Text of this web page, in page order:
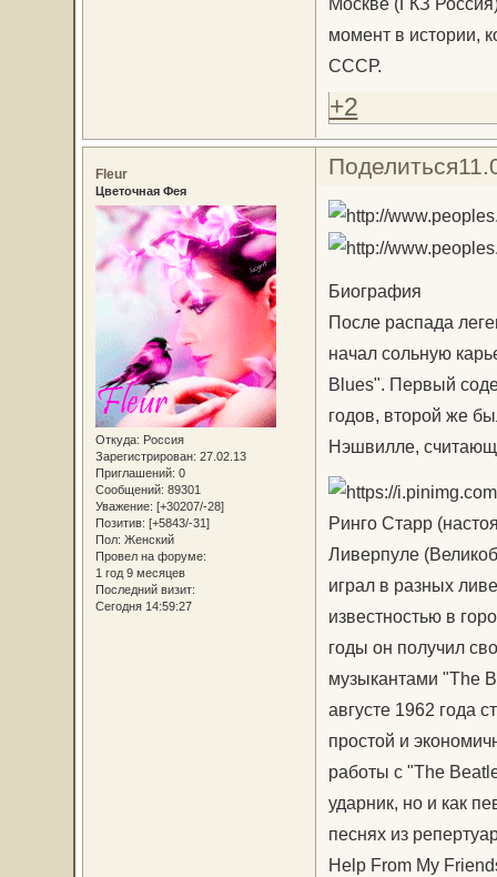
момент в истории,
СССР.
+2
Поделиться
Fleur
Цветочная Фея
Откуда: Россия
Зарегистрирован: 27.02.13
Приглашений: 0
Сообщений: 89301
Уважение: [+30207/-28]
Позитив: [+5843/-31]
Пол: Женский
Провел на форуме:
1 год 9 месяцев
Последний визит:
Сегодня 14:59:27
Биография
После распада
начал сольную
Blues". Первый
годов, второй же
Нэшвилле,
Ринго Старр
Ливерпуле
играл в разных
известностью в
годы он получил
музыкантами "The
августе 1962 года
простой и
работы с "The
ударник, но и как
песнях из
Help From My